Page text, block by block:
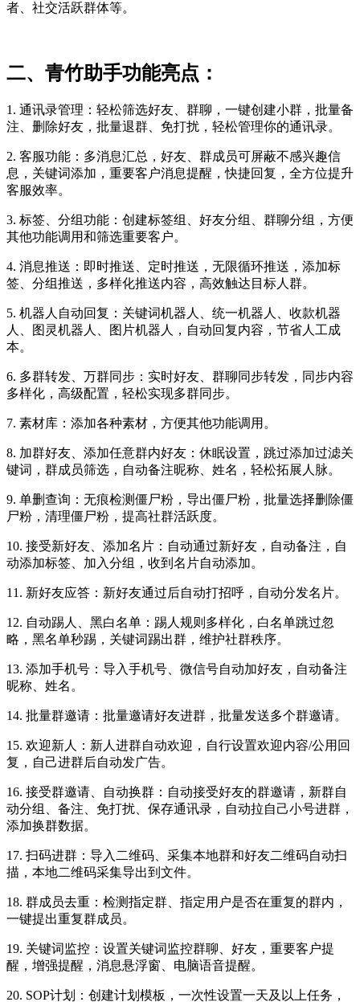
者、社交活跃群体等。
二、青竹助手功能亮点：
1. 通讯录管理：轻松筛选好友、群聊，一键创建小群，批量备
注、删除好友，批量退群、免打扰，轻松管理你的通讯录。
2. 客服功能：多消息汇总，好友、群成员可屏蔽不感兴趣信
息，关键词添加，重要客户消息提醒，快捷回复，全方位提升
客服效率。
3. 标签、分组功能：创建标签组、好友分组、群聊分组，方便
其他功能调用和筛选重要客户。
4. 消息推送：即时推送、定时推送，无限循环推送，添加标
签、分组推送，多样化推送内容，高效触达目标人群。
5. 机器人自动回复：关键词机器人、统一机器人、收款机器
人、图灵机器人、图片机器人，自动回复内容，节省人工成
本。
6. 多群转发、万群同步：实时好友、群聊同步转发，同步内容
多样化，高级配置，轻松实现多群同步。
7. 素材库：添加各种素材，方便其他功能调用。
8. 加群好友、添加任意群内好友：休眠设置，跳过添加过滤关
键词，群成员筛选，自动备注昵称、姓名，轻松拓展人脉。
9. 单删查询：无痕检测僵尸粉，导出僵尸粉，批量选择删除僵
尸粉，清理僵尸粉，提高社群活跃度。
10. 接受新好友、添加名片：自动通过新好友，自动备注，自
动添加标签、加入分组，收到名片自动添加。
11. 新好友应答：新好友通过后自动打招呼，自动分发名片。
12. 自动踢人、黑白名单：踢人规则多样化，白名单跳过忽
略，黑名单秒踢，关键词踢出群，维护社群秩序。
13. 添加手机号：导入手机号、微信号自动加好友，自动备注
昵称、姓名。
14. 批量群邀请：批量邀请好友进群，批量发送多个群邀请。
15. 欢迎新人：新人进群自动欢迎，自行设置欢迎内容/公用回
复，自己进群后自动发广告。
16. 接受群邀请、自动换群：自动接受好友的群邀请，新群自
动分组、备注、免打扰、保存通讯录，自动拉自己小号进群，
添加换群数据。
17. 扫码进群：导入二维码、采集本地群和好友二维码自动扫
描，本地二维码采集导出到文件。
18. 群成员去重：检测指定群、指定用户是否在重复的群内，
一键提出重复群成员。
19. 关键词监控：设置关键词监控群聊、好友，重要客户提
醒，增强提醒，消息悬浮窗、电脑语音提醒。
20. SOP计划：创建计划模板，一次性设置一天及以上任务，